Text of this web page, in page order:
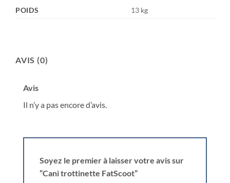
POIDS 13 kg
AVIS (0)
Avis
Il n’y a pas encore d’avis.
Soyez le premier à laisser votre avis sur
“Cani trottinette FatScoot”